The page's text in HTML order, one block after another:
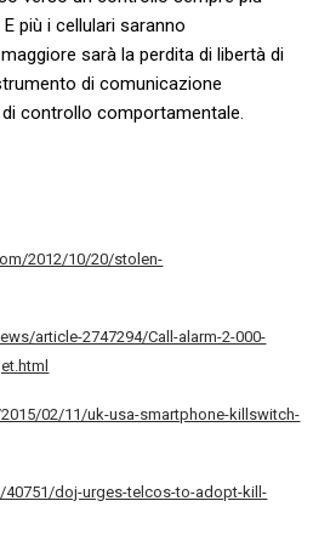
più i cellulari saranno
sarà la perdita di libertà di
di comunicazione
controllo comportamentale.
2012/10/20/stolen-
article-2747294/Call-alarm-2-000-
02/11/uk-usa-smartphone-killswitch-
40751/doj-urges-telcos-to-adopt-kill-